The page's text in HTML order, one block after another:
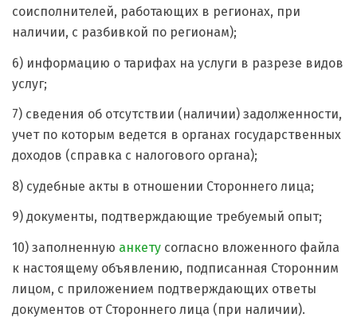
соисполнителей, работающих в регионах, при
наличии, с разбивкой по регионам);
6) информацию о тарифах на услуги в разрезе видов
услуг;
7) сведения об отсутствии (наличии) задолженности,
учет по которым ведется в органах государственных
доходов (справка с налогового органа);
8) судебные акты в отношении Стороннего лица;
9) документы, подтверждающие требуемый опыт;
10) заполненную анкету согласно вложенного файла
к настоящему объявлению, подписанная Сторонним
лицом, с приложением подтверждающих ответы
документов от Стороннего лица (при наличии).